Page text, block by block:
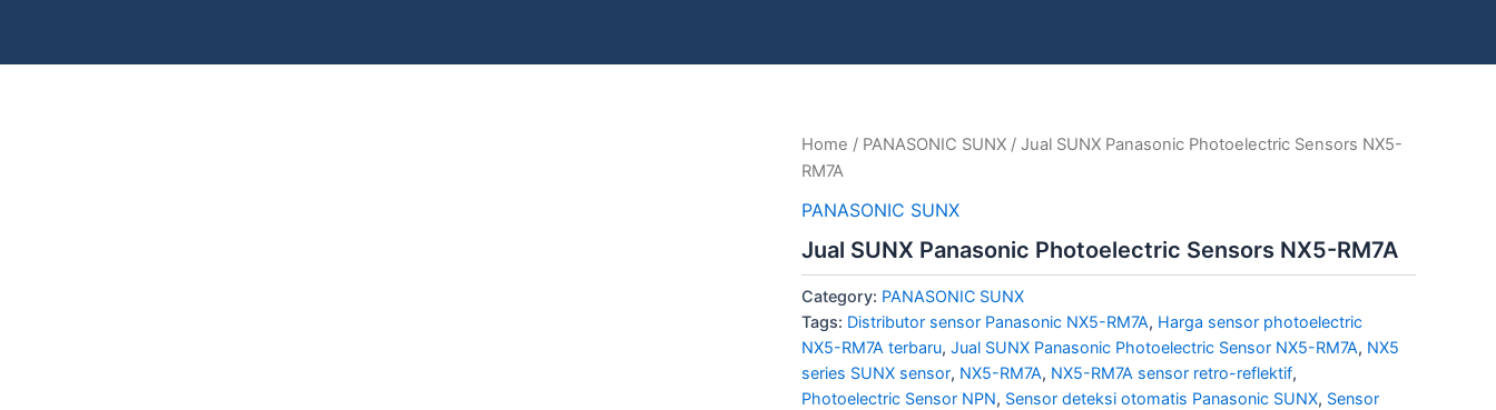
Home / PANASONIC SUNX / Jual SUNX Panasonic Photoelectric Sensors NX5-
RM7A
PANASONIC SUNX
Jual SUNX Panasonic Photoelectric Sensors NX5-RM7A
Category: PANASONIC SUNX
Tags: Distributor sensor Panasonic NX5-RM7A, Harga sensor photoelectric
NX5-RM7A terbaru, Jual SUNX Panasonic Photoelectric Sensor NX5-RM7A, NX5
series SUNX sensor, NX5-RM7A, NX5-RM7A sensor retro-reflektif,
Photoelectric Sensor NPN, Sensor deteksi otomatis Panasonic SUNX, Sensor